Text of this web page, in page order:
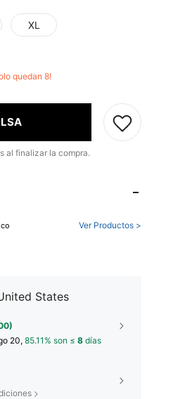
XL
quedan 8!
al finalizar la compra.
Ver Productos >
States
20, 85.11% son ≤ 8 días